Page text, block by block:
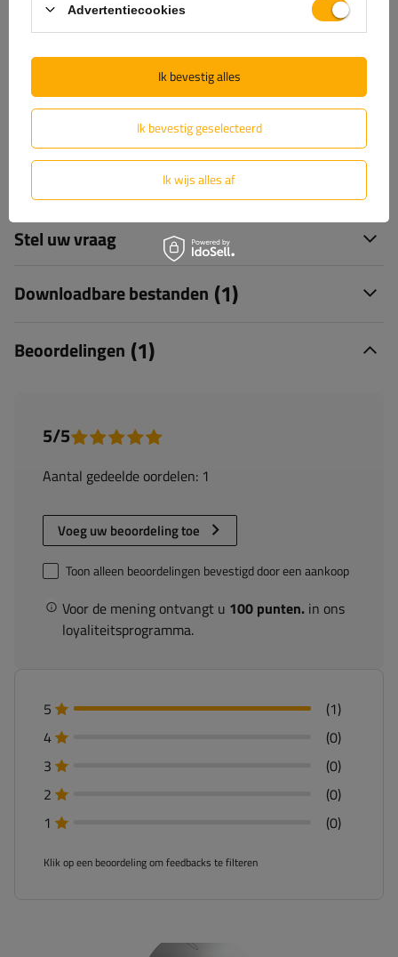
+31 30 3100444 unitrailer@utrailer.nl
Stel uw vraag
Downloadbare bestanden (1)
Beoordelingen (1)
5/5
Aantal gedeelde oordelen: 1
Voeg uw beoordeling toe
Voor de mening ontvangt u 100 punten. in ons
loyaliteitsprogramma.
Toon alleen beoordelingen bevestigd door een aankoop
5
(1)
4
(0)
3
(0)
2
(0)
1
(0)
Klik op een beoordeling om feedbacks te filteren
Advertentiecookies
Ik bevestig geselecteerd
Ik wijs alles af
Ik bevestig alles